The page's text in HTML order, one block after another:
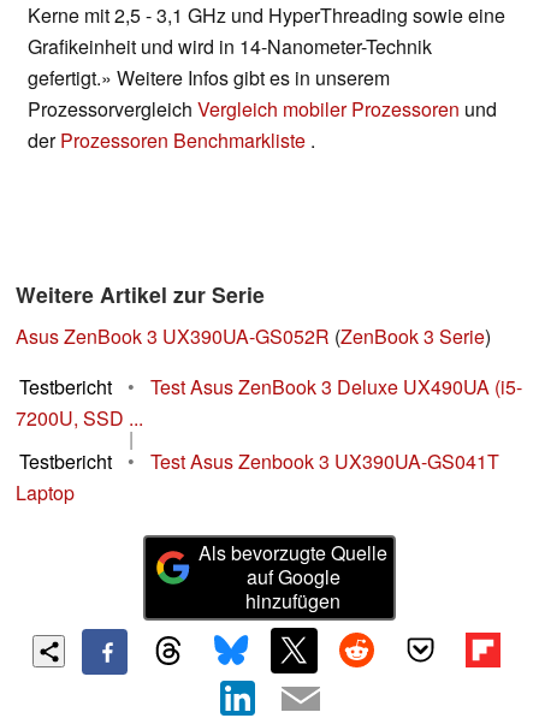
Kerne mit 2,5 - 3,1 GHz und HyperThreading sowie eine
Grafikeinheit und wird in 14-Nanometer-Technik
gefertigt.» Weitere Infos gibt es in unserem
Prozessorvergleich Vergleich mobiler Prozessoren und
derProzessoren Benchmarkliste .
Weitere Artikel zur Serie
Asus ZenBook 3 UX390UA-GS052R (ZenBook 3 Serie)
Testbericht
•
Test Asus ZenBook 3 Deluxe UX490UA (i5-
7200U, SSD ...
|
Testbericht
•
Test Asus Zenbook 3 UX390UA-GS041T
Laptop
Als bevorzugte Quelle
auf Google
hinzufügen